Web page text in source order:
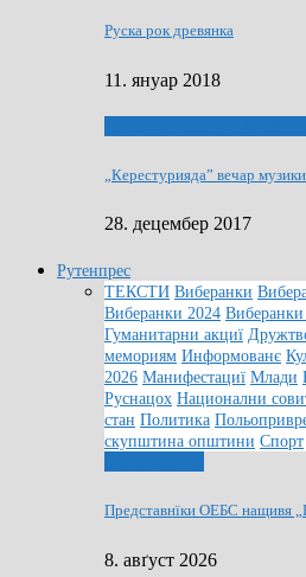
Руска рок древянка
11. януар 2018
„Керестурияда” вечар
28. децембер 2017
Рутенпрес
ТЕКСТИ Виберанки
Виберанки 2024
Гуманитарни акциї
мемориям Информованє
2026 Манифестациї Млади
Руснацох Национални
стан Политика
скупштина општини Спорт
Представнїки ОЕБС нащивя
8. авґуст 2026